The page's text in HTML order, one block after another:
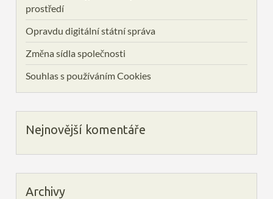
prostředí
Opravdu digitální státní správa
Změna sídla společnosti
Souhlas s používáním Cookies
Nejnovější komentáře
Archivy